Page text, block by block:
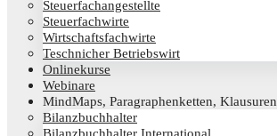
Steu­er­fach­an­ge­stell­te
Steu­er­fach­wir­te
Wirt­schafts­fach­wir­te
Teschni­cher Betriebswirt
Online­kur­se
Web­i­na­re
Mind­Maps, Para­gra­phen­ket­ten, Klausuren
Bilanz­buch­hal­ter
Bilanz­buch­hal­ter International